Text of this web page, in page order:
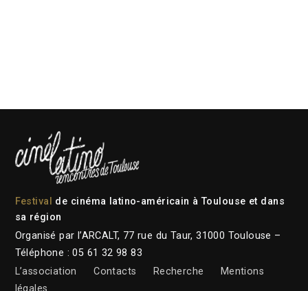
Festival
de cinéma latino-américain à Toulouse et dans
sa région
Organisé par l’ARCALT, 77 rue du Taur, 31000 Toulouse –
Téléphone : 05 61 32 98 83
L’association
Contacts Recherche
Mentions